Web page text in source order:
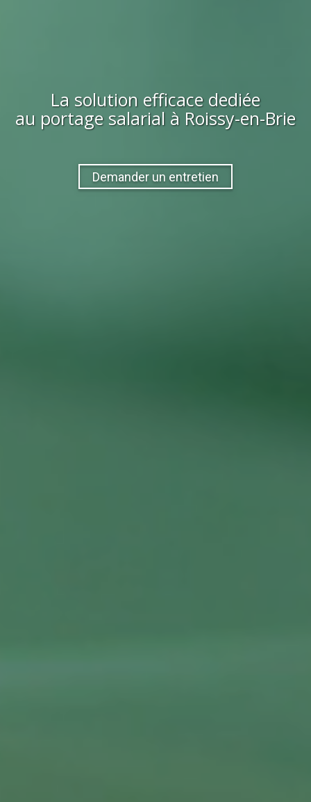
La solution efficace dediée
au portage salarial à Roissy-en-Brie
Demander un entretien